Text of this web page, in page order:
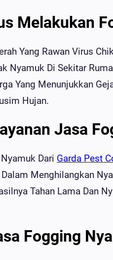
Melakukan
Yang Rawan Virus
Nyamuk Di Sekitar
Yang Menunjukkan
Hujan.
Jasa
Dari Garda Pest
Menghilangkan
Tahan Lama Dan
Fogging